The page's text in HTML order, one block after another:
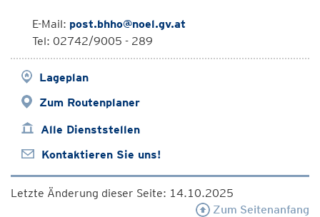
E-Mail: post.bhho@noel.gv.at
Tel: 02742/9005 - 289
Lageplan
Zum Routenplaner
Alle Dienststellen
Kontaktieren Sie uns!
Letzte Änderung dieser Seite: 14.10.2025
Zum Seitenanfang